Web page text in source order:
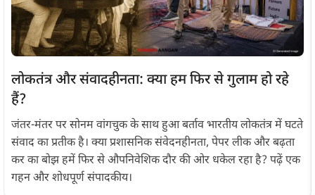
लोकतंत्र और संवादहीनता: क्या हम फिर से गुलाम हो रहे
हैं?
जंतर-मंतर पर सोनम वांगचुक के साथ हुआ बर्ताव भारतीय लोकतंत्र में घटते
संवाद का प्रतीक है। क्या प्रशासनिक संवेदनहीनता, पेपर लीक और बढ़ता
कर का बोझ हमें फिर से औपनिवेशिक दौर की ओर धकेल रहा है? पढ़ें एक
गहन और शोधपूर्ण संपादकीय।